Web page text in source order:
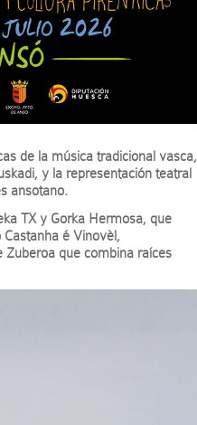
de la música tradicional vasca,
y la representación teatral
ansotano.
TX y Gorka Hermosa, que
é Vinovèl,
Zuberoa que combina raíces